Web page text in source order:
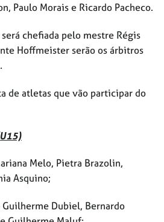
Paulo Morais e Ricardo Pacheco.
chefiada pelo mestre Régis
Hoffmeister serão os árbitros
de atletas que vão participar do
Melo, Pietra Brazolin,
Asquino;
Guilherme Dubiel, Bernardo